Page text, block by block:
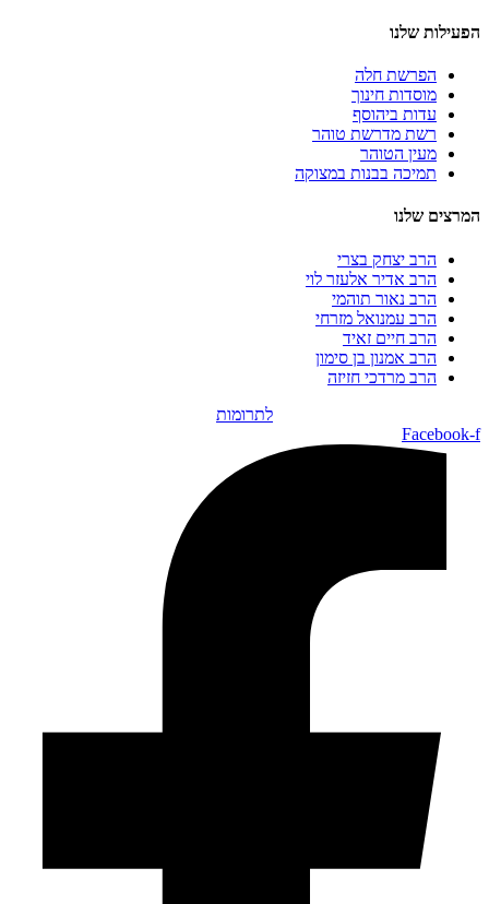
הפעילות שלנו
הפרשת חלה
מוסדות חינוך
עדות ביהוסף
רשת מדרשת טוהר
מעין הטוהר
תמיכה בבנות במצוקה
המרצים שלנו
הרב יצחק בצרי
הרב אדיר אלעזר לוי
הרב נאור תוהמי
הרב עמנואל מזרחי
הרב חיים זאיד
הרב אמנון בן סימון
הרב מרדכי חזיזה
לתרומות
Facebook-f